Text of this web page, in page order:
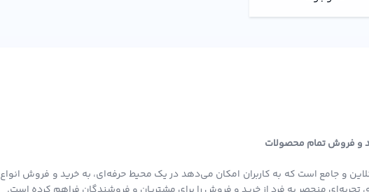
و فروش تمام محصولات
و جامع است که به کاربران امکان می‌دهد در یک محیط حرفه‌ای، به خرید و فروش